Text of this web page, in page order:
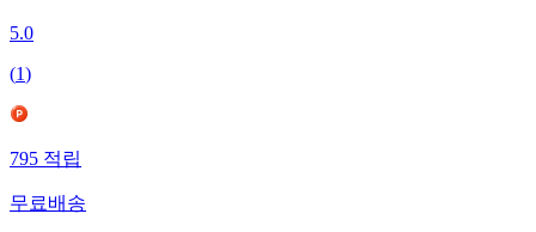
5.0
(1)
795적립
무료배송